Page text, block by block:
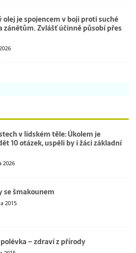
olej je spojencem v boji proti suché
zánětům. Zvlášť účinně působí přes
v lidském těle: Úkolem je
10 otázek, uspěli by i žáci základní
2026
se šmakounem
2015
– zdraví z přírody